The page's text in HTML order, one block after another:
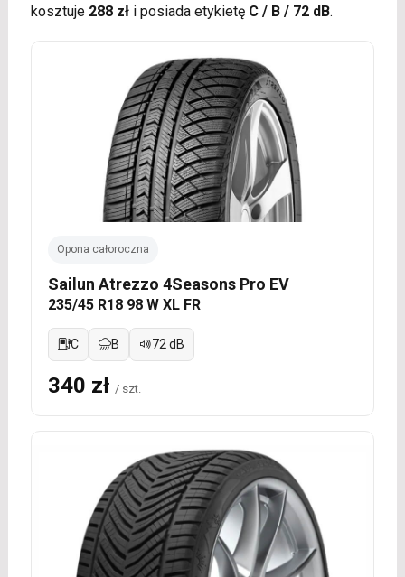
kosztuje 288 złi posiada etykietę C / B / 72 dB.
Opona całoroczna
Sailun Atrezzo 4Seasons Pro EV
235/45 R18 98 W XL FR
C B 72 dB
340 zł / szt.